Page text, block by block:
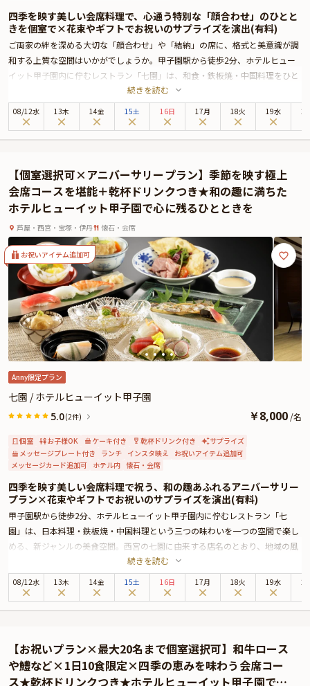
四季を映す美しい会席料理で、心通う特別な「顔合わせ」のひとと
きを個室で×花束やギフトでお祝いのサプライズを演出(有料)
ご両家の絆を深める大切な「顔合わせ」や「結納」の席に、格式と美意識が調
和する上質な空間はいかがでしょうか。甲子園駅から徒歩2分、ホテルヒュー
イット甲子園内に佇むレストラン「七園」は、和食・鉄板焼・中国料理をひと
つの空間で楽しめる新しいスタイルの美食スポット。西宮の風雅な七つの地名
にちなんだその名の通り、地域に息づく美意識とおもてなしの心を大切にして
います。
た会席コース「藤」では、金目鯛や和牛ロースなど、四季の彩りとともに匠の
技が際立つ逸品を。さらに贅沢を極めた「特別会席」では、伊勢海老や厳選さ
れた牛ロースなど、晴れの日にふさわしい豪華な食材が祝宴を彩ります。
乾杯には、華やかなドリンクをご用意。地元・西宮の地酒やクラフトビール、
能登ワインなど、こだわりの一杯が特別な日の幕開けを演出します。お料理の
美しさ、香り、食感、そして味わいまで、すべてが心に残る祝福のコース。ご
両家の新たなご縁が穏やかに結ばれる、かけがえのないひとときを「七園」で
お過ごしください。
また、追加料金にて、「メッセージ付きプレート」または「生デコレーション
ケーキ」をご用意いたします。ご希望がございましたら、追加オプションの
「メッセージ付きプレート」または、「生デコレーションケーキ」をご追加く
ださい。
さらに本プランでは、有料オプションでご両親へのサプライズにぴったりな花
束・ギフト・カスタマイズ可能なメッセージカードなどを付けられます。メッ
セージカードは着席時に、花束やギフトはデザートタイムにご予約主様にお渡
しいたしますので、サプライズにお役立てください。詳しくは、本ページ中段
続きを読む
08/12水 13木 14金 15土 16日 17月 18火 19水
【個室選択可×アニバーサリープラン】季節を映す極上
会席コースを堪能＋乾杯ドリンクつき★和の趣に満ちた
ホテルヒューイット甲子園で心に残るひとときを
芦屋・西宮・宝塚・伊丹 懐石・会席
お祝いアイテム追加可
Anny限定プラン
七園 / ホテルヒューイット甲子園
5.0(2件) ￥8,000 /名
個室 お子様OK ケーキ付き 乾杯ドリンク付き
サプライズ
メッセージプレート付き
ランチ インスタ映え
お祝いアイテム追加可
メッセージカード追加可 ホテル内 懐石・会席
四季を映す美しい会席料理で祝う、和の趣あふれるアニバーサリー
プラン×花束やギフトでお祝いのサプライズを演出(有料)
甲子園駅から徒歩2分、ホテルヒューイット甲子園内に佇むレストラン「七
園」は、日本料理・鉄板焼・中国料理という三つの味わいを一つの空間で楽し
める、新ジャンルの美食空間。西宮の七園に由来する店名のとおり、地域の風
土を感じさせる上質な空間と味わいが待っています。
今回ご紹介するのは、アニバーサリーにふさわしい「旬を彩る会席コース」。
四季の移ろいを繊細に映し取った一皿一皿は、味わいはもちろん、見た目の美
席から選べ、用途や気分に合わせてお過ごしいただけます。料理との相性を考
えて揃えられた西宮郷の地酒や、少量生産のクラフトビール、能登ワインな
ど、こだわりのドリンクも豊富にラインアップ。
続きを読む
08/12水 13木 14金 15土 16日 17月 18火 19水
【お祝いプラン×最大20名まで個室選択可】和牛ロース
や鱧など×1日10食限定×四季の恵みを味わう会席コー
ス★乾杯ドリンクつき★ホテルヒューイット甲子園で過